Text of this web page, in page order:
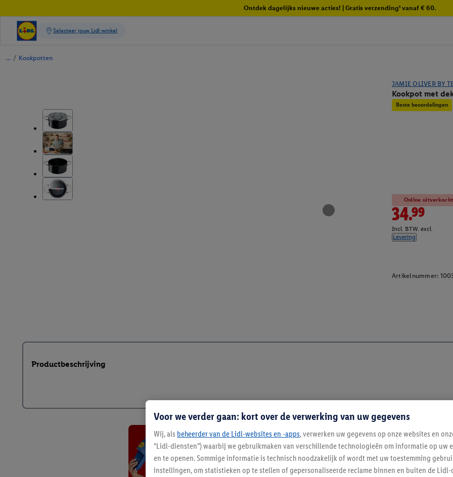
Ontdek dagelijks nieuwe acties! | Gratis verzending¹ vanaf € 60.
/ Kookpotten
JAMIE OLIVER BY
Kookpot met
Beste beoordelingen
Online
34.99
Incl. BTW. excl.
Levering
Artikelnummer:
Productbeschrijving
Blijf op de
Schrijf je in op de
Voor we verder gaan: kort over de verwerking van uw gegevens
Wij, als beheerder van de Lidl-websites en -apps, verwerken uw gegevens op onze websites en
“Lidl-diensten”) waarbij we gebruikmaken van verschillende technologieën om informatie op uw
en te openen. Sommige informatie is technisch noodzakelijk of wordt met uw toestemming
instellingen, om statistieken op te stellen of gepersonaliseerde reclame binnen en buiten de Lidl-